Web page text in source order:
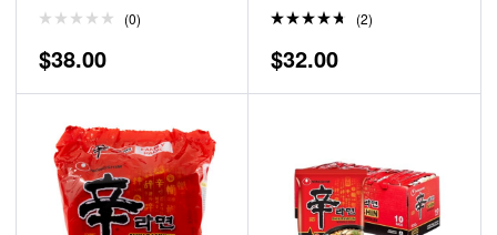
(0)
$38.00 o en
4.50de
(2)
$32.00